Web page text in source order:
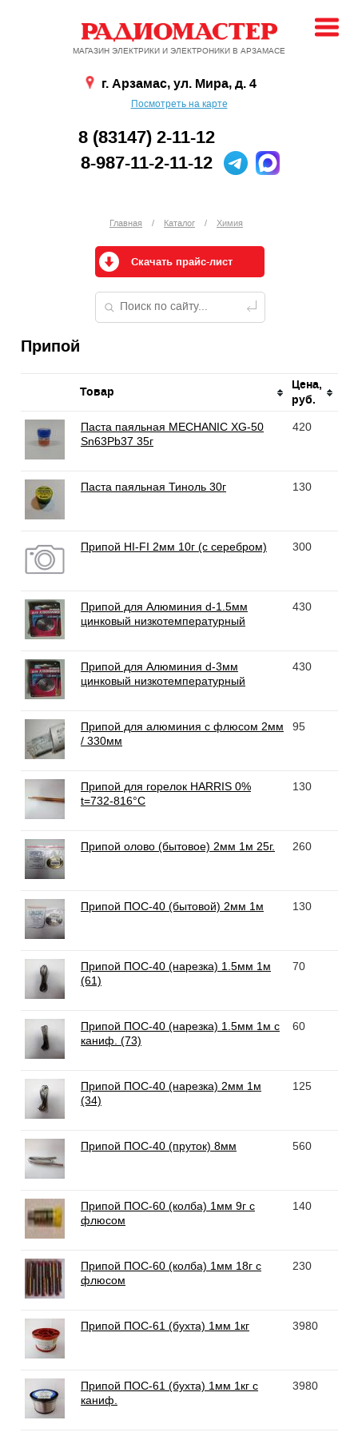
МАГАЗИН ЭЛЕКТРИКИ И ЭЛЕКТРОНИКИ В АРЗАМАСЕ
г. Арзамас, ул. Мира, д. 4
Посмотреть на карте
8 (83147) 2-11-12
8-987-11-2-11-12
Главная / Каталог / Химия
Скачать прайс-лист
Припой
Товар
Цена,
руб.
Паста паяльная MECHANIC XG-50
Sn63Pb37 35г
420
Паста паяльная Тиноль 30г 130
Припой HI-FI 2мм 10г (с серебром) 300
Припой для Алюминия d-1.5мм
цинковый низкотемпературный
430
Припой для Алюминия d-3мм
цинковый низкотемпературный
430
Припой для алюминия с флюсом 2мм
/ 330мм
95
Припой для горелок HARRIS 0%
t=732-816°C
130
Припой олово (бытовое) 2мм 1м 25г. 260
Припой ПОС-40 (бытовой) 2мм 1м 130
Припой ПОС-40 (нарезка) 1.5мм 1м
(61)
70
Припой ПОС-40 (нарезка) 1.5мм 1м с
каниф. (73)
60
Припой ПОС-40 (нарезка) 2мм 1м
(34)
125
Припой ПОС-40 (пруток) 8мм 560
Припой ПОС-60 (колба) 1мм 9г с
флюсом
140
Припой ПОС-60 (колба) 1мм 18г с
флюсом
230
Припой ПОС-61 (бухта) 1мм 1кг 3980
Припой ПОС-61 (бухта) 1мм 1кг с
каниф.
3980